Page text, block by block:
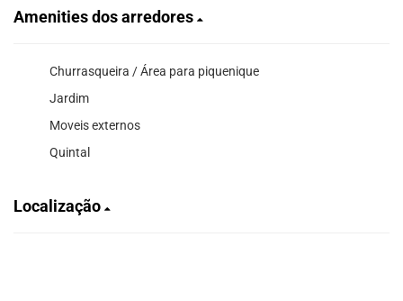
Amenities dos arredores
Churrasqueira / Área para piquenique
Jardim
Moveis externos
Quintal
Localização